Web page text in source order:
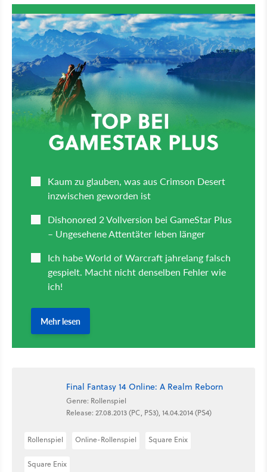
Final Fantasy 14 Online: A Realm Reborn
Genre: Rollenspiel
Release: 27.08.2013 (PC, PS3), 14.04.2014 (PS4)
Rollenspiel Online-Rollenspiel Square Enix
Square Enix